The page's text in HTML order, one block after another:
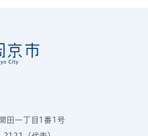
田一丁目1番1号